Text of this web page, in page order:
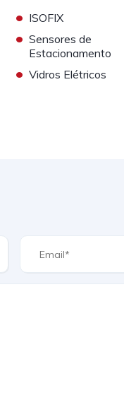
• ISOFIX
• Sensores de
Estacionamento
• Vidros Elétricos